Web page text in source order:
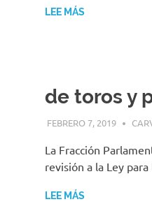
LEE MÁS
de toros y
FEBRERO 7, 2019
La Fracción
revisión a la Ley
LEE MÁS